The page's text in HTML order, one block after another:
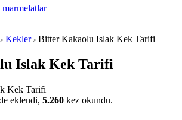
Kekler> Bitter Kakaolu Islak Kek Tarifi
Islak Kek Tarifi
eklendi, 5.260 kez okundu.